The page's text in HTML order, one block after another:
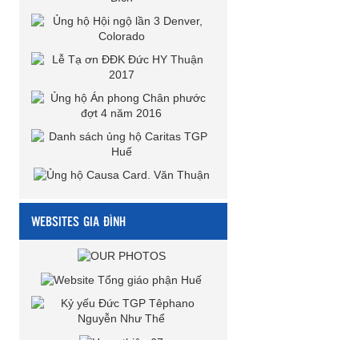
WEBSITES GIA ĐÌNH